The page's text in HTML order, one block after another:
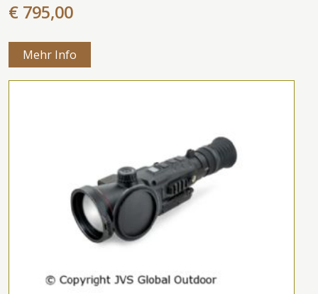
€ 795,00
Mehr Info